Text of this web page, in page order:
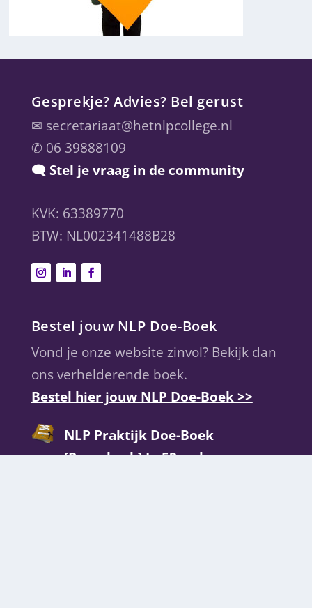
Gesprekje? Advies? Bel gerust
✉ secretariaat@hetnlpcollege.nl
✆ 06 39888109
🗨 Stel je vraag in de community
KVK: 63389770
BTW: NL002341488B28
Bestel jouw NLP Doe-Boek
Vond je onze website zinvol? Bekijk dan
ons verhelderende boek.
Bestel hier jouw NLP Doe-Boek >>
NLP Praktijk Doe-Boek
[Paperback] In 52 weken naar